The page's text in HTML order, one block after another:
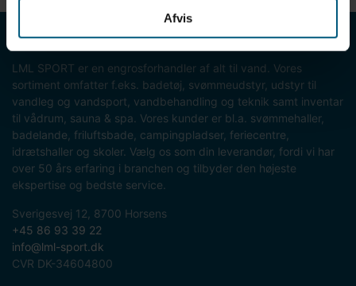
Afvis
LML SPORT - Alt til vand
LML SPORT er en engrosforhandler af alt til vand. Vores
sortiment omfatter f.eks. badetøj, svømmeudstyr, udstyr til
vandleg og vandsport, vandbehandling og teknik samt inventar
til vådrum, sauna & spa. Vores kunder er bl.a. svømmehaller,
badelande, friluftsbade, campingpladser, feriecentre,
idrætshaller og skoler. Vælg os som din leverandør, fordi vi har
over 50 års erfaring i branchen og tilbyder den højeste
ekspertise og bedste service.
Sverigesvej 12, 8700 Horsens
+45 86 93 39 22
info@lml-sport.dk
CVR DK-34604800